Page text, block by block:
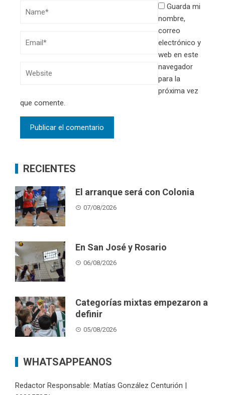
Guarda mi
nombre,
correo
electrónico y
web en este
navegador
para la
próxima vez
que comente.
RECIENTES
El arranque será con Colonia
07/08/2026
En San José y Rosario
06/08/2026
Categorías mixtas empezaron a
definir
05/08/2026
WHATSAPPEANOS
Redactor Responsable: Matías González Centurión |